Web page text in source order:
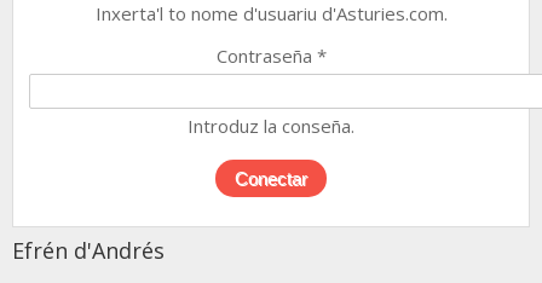
Inxerta'l to nome d'usuariu d'Asturies.com.
Contraseña *
Introduz la conseña.
Efrén d'Andrés